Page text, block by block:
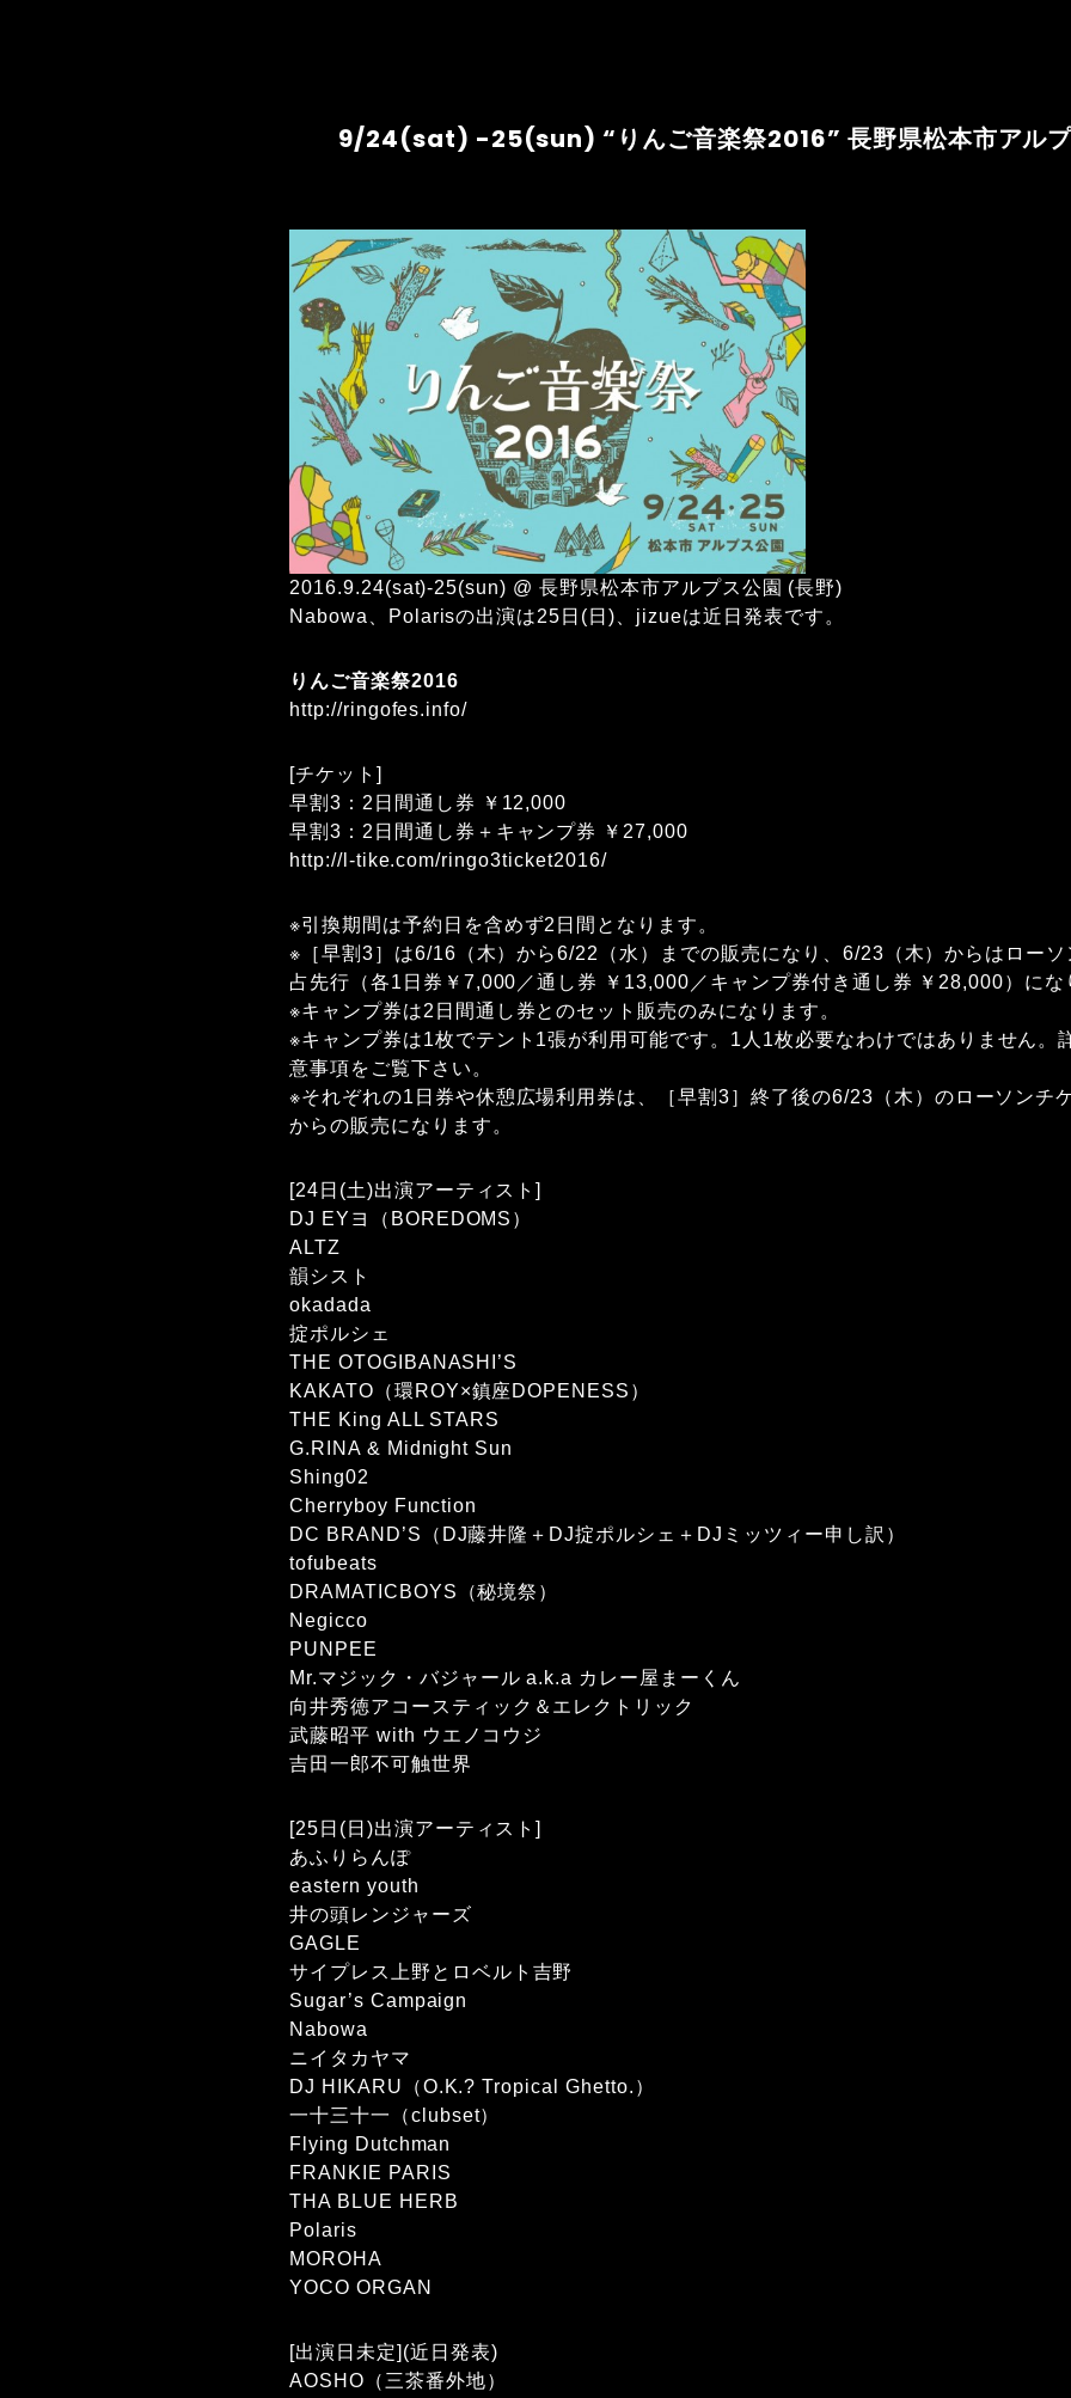
9/24(sat) -25(sun) “りんご音楽祭2016” 長野県松本市アル
2016.9.24(sat)-25(sun) @ 長野県松本市アルプス公園 (長野)
Nabowa、Polarisの出演は25日(日)、jizueは近日発表です。
りんご音楽祭2016
http://ringofes.info/
[チケット]
早割3：2日間通し券 ￥12,000
早割3：2日間通し券＋キャンプ券 ￥27,000
http://l-tike.com/ringo3ticket2016/
※引換期間は予約日を含めず2日間となります。
※［早割3］は6/16（木）から6/22（水）までの販売になり、6/23（木）からはローソ
占先行（各1日券￥7,000／通し券 ￥13,000／キャンプ券付き通し券 ￥28,000）にな
※キャンプ券は2日間通し券とのセット販売のみになります。
※キャンプ券は1枚でテント1張が利用可能です。1人1枚必要なわけではありません。
意事項をご覧下さい。
※それぞれの1日券や休憩広場利用券は、［早割3］終了後の6/23（木）のローソンチ
からの販売になります。
[24日(土)出演アーティスト]
DJ EYヨ（BOREDOMS）
ALTZ
韻シスト
okadada
掟ポルシェ
THE OTOGIBANASHI’S
KAKATO（環ROY×鎮座DOPENESS）
THE King ALL STARS
G.RINA & Midnight Sun
Shing02
Cherryboy Function
DC BRAND’S（DJ藤井隆＋DJ掟ポルシェ＋DJミッツィー申し訳）
tofubeats
DRAMATICBOYS（秘境祭）
Negicco
PUNPEE
Mr.マジック・バジャール a.k.a カレー屋まーくん
向井秀徳アコースティック＆エレクトリック
武藤昭平 with ウエノコウジ
吉田一郎不可触世界
[25日(日)出演アーティスト]
あふりらんぽ
eastern youth
井の頭レンジャーズ
GAGLE
サイプレス上野とロベルト吉野
Sugar’s Campaign
Nabowa
ニイタカヤマ
DJ HIKARU（O.K.? Tropical Ghetto.）
一十三十一（clubset）
Flying Dutchman
FRANKIE PARIS
THA BLUE HERB
Polaris
MOROHA
YOCO ORGAN
[出演日未定](近日発表)
AOSHO（三茶番外地）